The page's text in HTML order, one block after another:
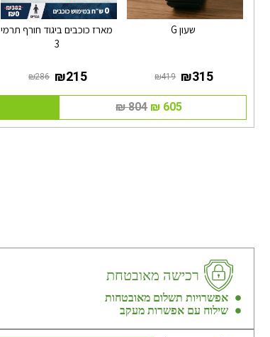
שעון G
‏419 ₪
מארז כוכבים ביגוד חורף תרמי
3
‏804 ₪
רכישה מאובטחת
אפשרויות תשלום מאובטחות
שילוח עם אפשרות מעקב